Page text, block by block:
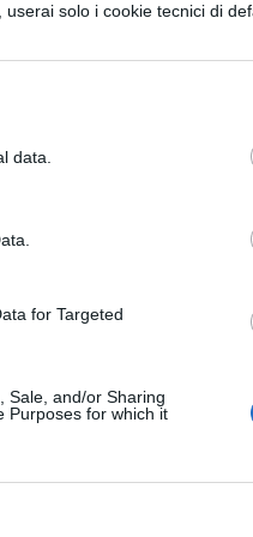
solo i cookie tecnici di
data.
for Targeted
Sale, and/or Sharing
Purposes for which it
con la vostra
il tuo pensiero
la divinazione, che
che riguarda i
Se
dal loro
il potere di
negare l'esistenza